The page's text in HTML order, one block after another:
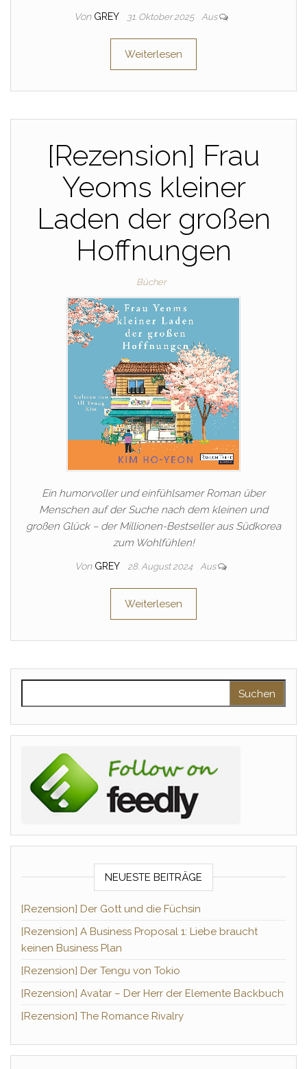
Von GREY 31. Oktober 2025 Aus
Weiterlesen
[Rezension] Frau
Yeoms kleiner
Laden der großen
Hoffnungen
Bücher
Ein humorvoller und einfühlsamer Roman über
Menschen auf der Suche nach dem kleinen und
großen Glück – der Millionen-Bestseller aus Südkorea
zum Wohlfühlen!
Von GREY 28. August 2024 Aus
Weiterlesen
NEUESTE BEITRÄGE
[Rezension] Der Gott und die Füchsin
[Rezension] A Business Proposal 1: Liebe braucht
keinen Business Plan
[Rezension] Der Tengu von Tokio
[Rezension] Avatar – Der Herr der Elemente Backbuch
[Rezension] The Romance Rivalry